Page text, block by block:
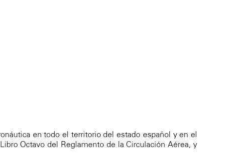
en todo el territorio del estado español y en el
Octavo del Reglamento de la Circulación Aérea, y